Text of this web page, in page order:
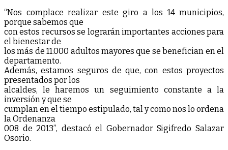
“Nos complace realizar este giro a los 14 municipios,
porque sabemos que
con estos recursos se lograrán importantes acciones para
el bienestar de
los más de 11.000 adultos mayores que se benefician en el
departamento.
Además, estamos seguros de que, con estos proyectos
presentados por los
alcaldes, le haremos un seguimiento constante a la
inversión y que se
cumplan en el tiempo estipulado, tal y como nos lo ordena
la Ordenanza
008 de 2013”, destacó el Gobernador Sigifredo Salazar
Osorio.